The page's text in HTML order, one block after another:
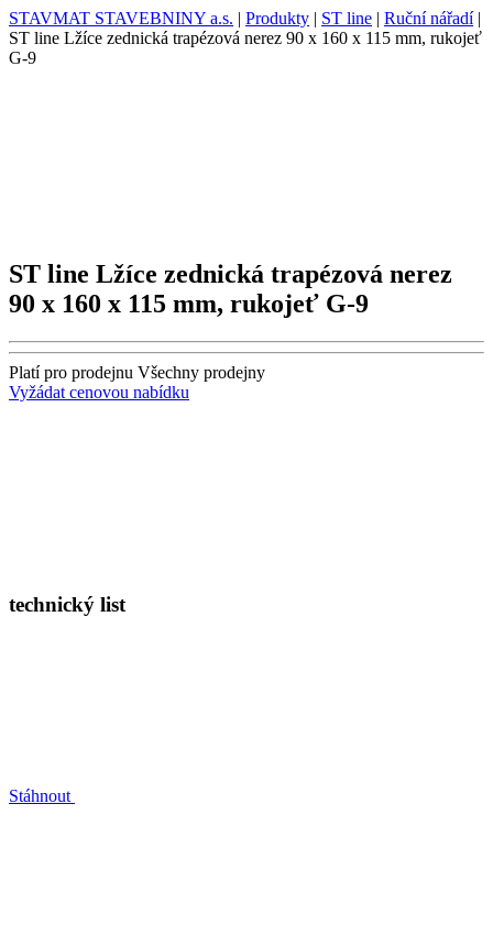
STAVMAT STAVEBNINY a.s. | Produkty | ST line | Ruční nářadí|
ST line Lžíce zednická trapézová nerez 90 x 160 x 115 mm, rukojeť
G-9
ST line Lžíce zednická trapézová nerez
90 x 160 x 115 mm, rukojeť G-9
Platí pro prodejnu Všechny prodejny
Vyžádat cenovou nabídku
technický list
Stáhnout